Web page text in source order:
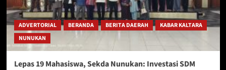
ADVERTORIAL BERANDA BERITA DAERAH
KABAR KALTARA
NUNUKAN
Lepas 19 Mahasiswa, Sekda Nunukan: Investasi SDM